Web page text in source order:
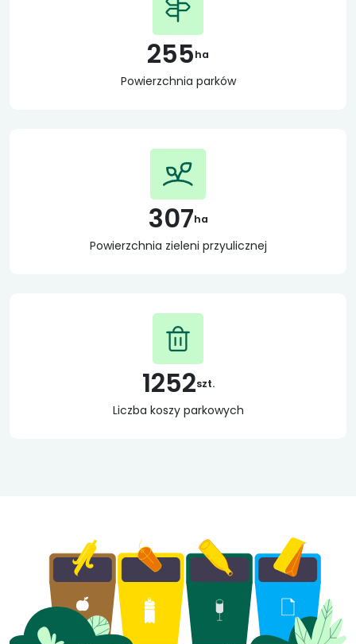
255ha
Powierzchnia parków
307ha
Powierzchnia zieleni przyulicznej
1252szt.
Liczba koszy parkowych